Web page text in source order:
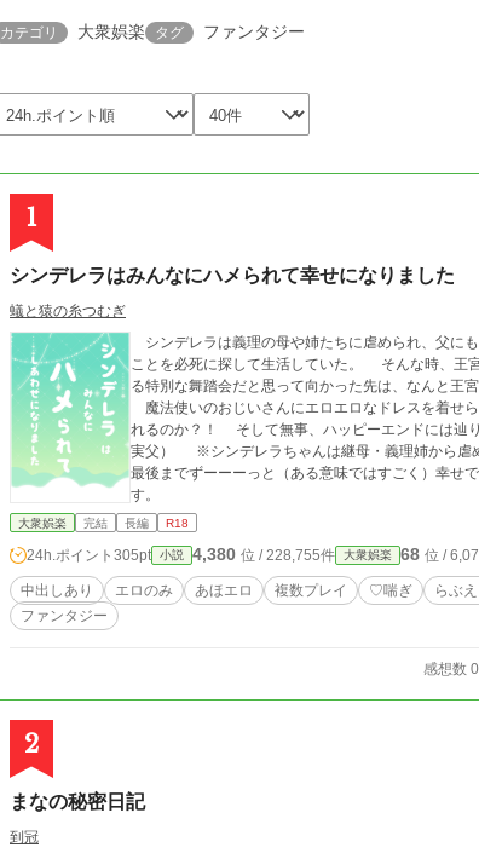
カテゴリ 大衆娯楽 タグ ファンタジー
1
シンデレラはみんなにハメられて幸せになりました
蟻と猿の糸つむぎ
シンデレラは義理の母や姉たちに虐められ、父に
ことを必死に探して生活していた。 そんな時、
る特別な舞踏会だと思って向かった先は、なんと王
魔法使いのおじいさんにエロエロなドレスを着せ
れるのか？！ そして無事、ハッピーエンドには辿りつけるのか？？！ 純真無垢
実父） ※シンデレラちゃんは継母・義理姉から虐
最後までずーーーっと（ある意味ではすごく）幸せです！ ※このお話はムーンライトノベルズにも掲載
す。
大衆娯楽 完結 長編 R18
24h.ポイント 305pt 小説 4,380 位 / 228,755件 大衆娯楽 68 位 /
中出しあり エロのみ あほエロ 複数プレイ ♡喘ぎ らぶ
ファンタジー
感想数 0
2
まなの秘密日記
到冠